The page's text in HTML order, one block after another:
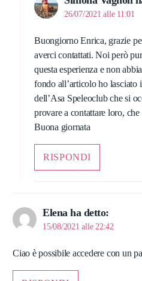
26/07/2021 alle 11:01
Buongiorno Enrica, grazie
averci contattati. Noi però
questa esperienza e non
fondo all’articolo ho
dell’Asa Speleoclub che si
provare a contattare loro,
Buona giornata
RISPONDI
Elena ha detto:
15/08/2021 alle 22:42
Ciao è possibile accedere con un